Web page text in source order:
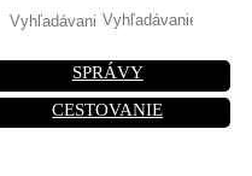
SPRÁVY
CESTOVANIE